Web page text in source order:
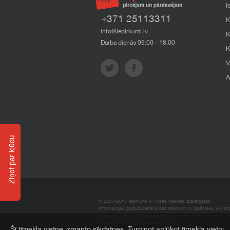
+371 25113311
info@iepirkumi.lv
Darba dienās 09:00 - 18:00
© 2007–2018 Iepirkumi.lv. Visas tiesības aizsargātas.
Informācijas pārpublicēšana bez iepirkumi.lv īpašnieka SIA
Ziņot par kļūdu